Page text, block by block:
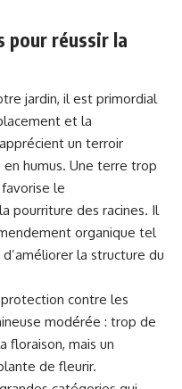
pour réussir la
jardin, il est primordial
et la
un terroir
humus. Une terre trop
le
pourriture des racines. Il
organique tel
la structure du
contre les
modérée : trop de
floraison, mais un
de fleurir.